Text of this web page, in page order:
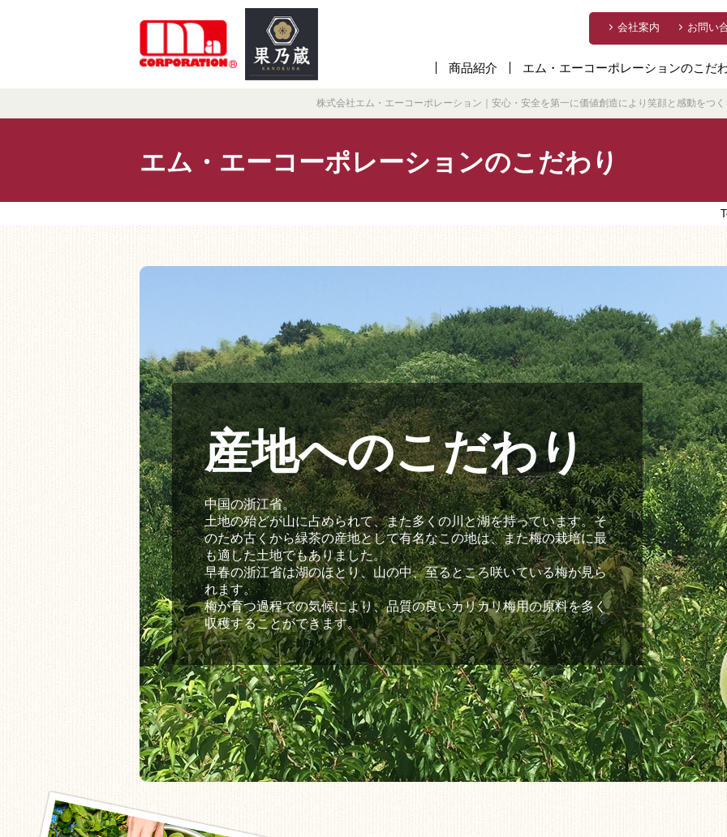
会社案内 お問い
商品紹介 エム・エーコーポレーションのこだ
株式会社エム・エーコーポレーション｜安心・安全を第一に価値創造により笑顔と感動をつ
エム・エーコーポレーションのこだわり
産地へのこだわり
中国の浙江省。
土地の殆どが山に占められて、また多くの川と湖を持っています。そ
のため古くから緑茶の産地として有名なこの地は、また梅の栽培に最
も適した土地でもありました。
早春の浙江省は湖のほとり、山の中、至るところ咲いている梅が見ら
れます。
梅が育つ過程での気候により、品質の良いカリカリ梅用の原料を多く
収穫することができます。